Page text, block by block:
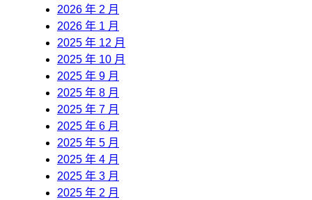
2026 年 2 月
2026 年 1 月
2025 年 12 月
2025 年 10 月
2025 年 9 月
2025 年 8 月
2025 年 7 月
2025 年 6 月
2025 年 5 月
2025 年 4 月
2025 年 3 月
2025 年 2 月